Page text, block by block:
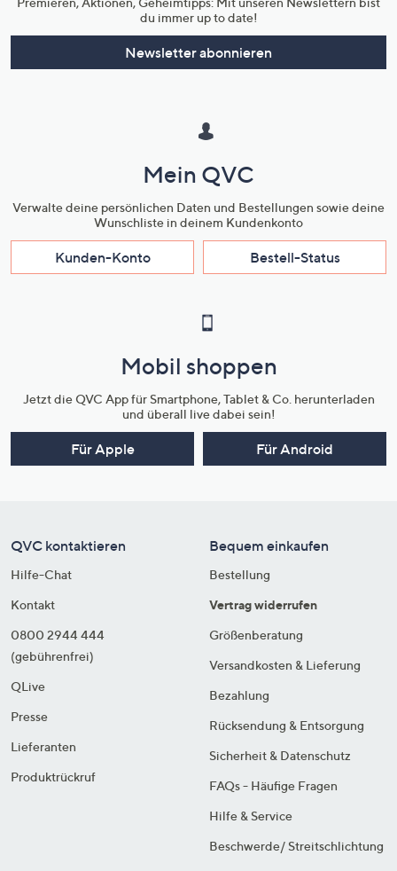
du immer up to date!
Newsletter abonnieren
Mein QVC
Verwalte deine persönlichen Daten und Bestellungen sowie deine
Wunschliste in deinem Kundenkonto
Kunden-Konto Bestell-Status
Mobil shoppen
Jetzt die QVC App für Smartphone, Tablet & Co. herunterladen
und überall live dabei sein!
Für Apple Für Android
QVC kontaktieren
Hilfe-Chat
Kontakt
0800 2944 444
(gebührenfrei)
QLive
Presse
Lieferanten
Produktrückruf
Bequem einkaufen
Bestellung
Vertrag widerrufen
Größenberatung
Versandkosten & Lieferung
Bezahlung
Rücksendung & Entsorgung
Sicherheit & Datenschutz
FAQs - Häufige Fragen
Hilfe & Service
Beschwerde/ Streitschlichtung